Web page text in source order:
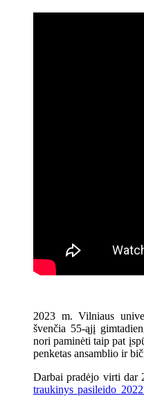
2023 m. Vilniaus
švenčia 55-ąjį
nori paminėti taip pat
penketas ansamblio ir
Darbai pradėjo virti dar
traukinys pasileido